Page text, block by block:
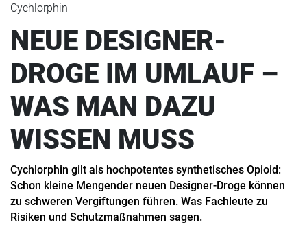
Cychlorphin
NEUE DESIGNER-
DROGE IM UMLAUF –
WAS MAN DAZU
WISSEN MUSS
Cychlorphin gilt als hochpotentes synthetisches Opioid:
Schon kleine Mengender neuen Designer-Droge können
zu schweren Vergiftungen führen. Was Fachleute zu
Risiken und Schutzmaßnahmen sagen.